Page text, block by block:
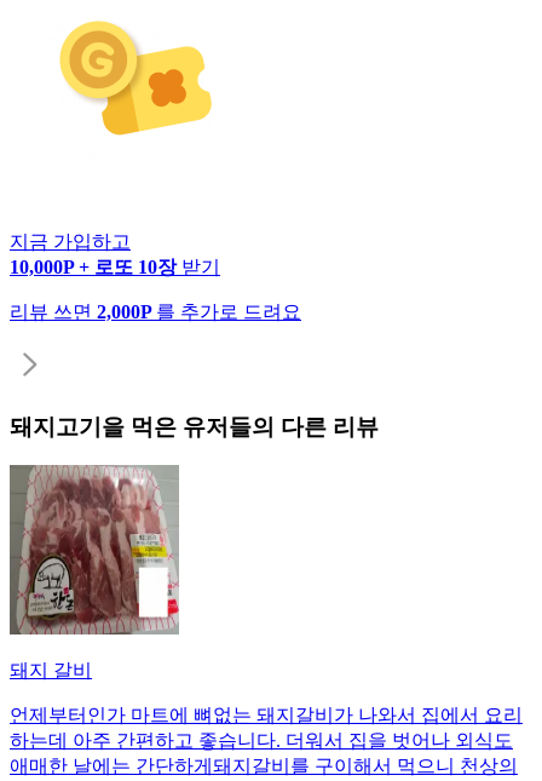
지금 가입하고
10,000P + 로또 10장 받기
리뷰 쓰면 2,000P 를 추가로 드려요
돼지고기 을 먹은 유저들의 다른 리뷰
돼지 갈비
언제부터인가 마트에 뼈없는 돼지갈비가 나와서 집에서 요리
하는데 아주 간편하고 좋습니다. 더워서 집을 벗어나 외식도
애매한 날에는 간단하게돼지갈비를 구이해서 먹으니 천상의